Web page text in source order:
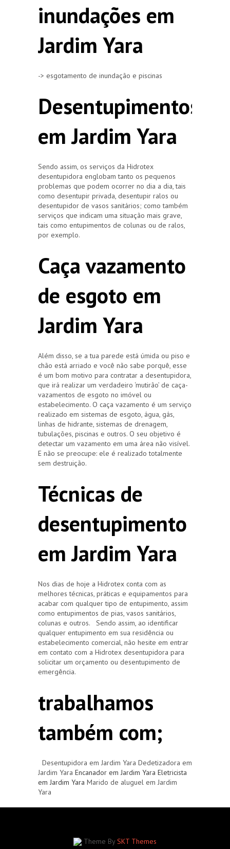
inundações em
Jardim Yara
-> esgotamento de inundação e piscinas
Desentupimentos
em Jardim Yara
Sendo assim, os serviços da Hidrotex
desentupidora englobam tanto os pequenos
problemas que podem ocorrer no dia a dia, tais
como desentupir privada, desentupir ralos ou
desentupidor de vasos sanitários; como também
serviços que indicam uma situação mais grave,
tais como entupimentos de colunas ou de ralos,
por exemplo.
Caça vazamento
de esgoto em
Jardim Yara
Além disso, se a tua parede está úmida ou piso e
chão está arriado e você não sabe porquê, esse
é um bom motivo para contratar a desentupidora,
que irá realizar um verdadeiro ‘mutirão’ de caça-
vazamentos de esgoto no imóvel ou
estabelecimento. O caça vazamento é um serviço
realizado em sistemas de esgoto, água, gás,
linhas de hidrante, sistemas de drenagem,
tubulações, piscinas e outros. O seu objetivo é
detectar um vazamento em uma área não visível.
E não se preocupe: ele é realizado totalmente
sem destruição.
Técnicas de
desentupimento
em Jardim Yara
Nos dias de hoje a Hidrotex conta com as
melhores técnicas, práticas e equipamentos para
acabar com qualquer tipo de entupimento, assim
como entupimentos de pias, vasos sanitários,
colunas e outros. Sendo assim, ao identificar
qualquer entupimento em sua residência ou
estabelecimento comercial, não hesite em entrar
em contato com a Hidrotex desentupidora para
solicitar um orçamento ou desentupimento de
emergência.
trabalhamos
também com;
Desentupidora em Jardim Yara Dedetizadora em
Jardim Yara Encanador em Jardim Yara Eletricista
em Jardim Yara Marido de aluguel em Jardim
Yara
Theme By SKT Themes